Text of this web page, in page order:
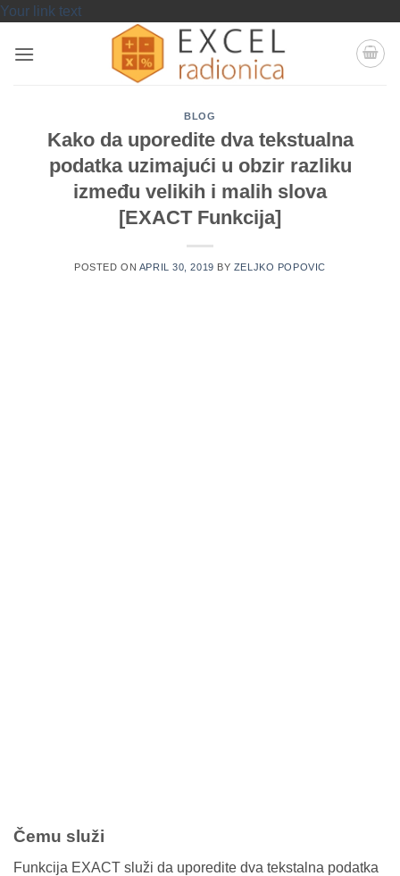
Your link textSkip
content
BLOG
Kako da uporedite dva tekstualna
podatka uzimajući u obzir razliku
između velikih i malih slova
[EXACT Funkcija]
POSTED ON APRIL 30, 2019 BY ZELJKO POPOVIC
Čemu služi
Funkcija EXACT služi da uporedite dva tekstalna podatka